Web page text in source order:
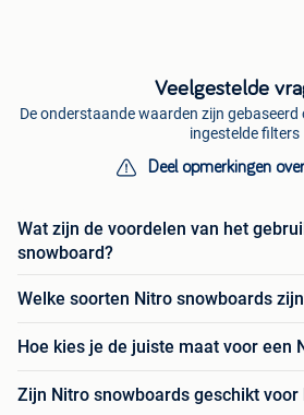
Veelgestelde
De onderstaande waarden zijn
ingestelde filters
Deel opmerkingen
Wat zijn de voordelen van het
snowboard?
Welke soorten Nitro snowboards
Hoe kies je de juiste maat voor een
Zijn Nitro snowboards geschikt voor